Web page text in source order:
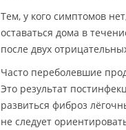
Тем, у кого симптомов
оставаться дома в
после двух
Часто переболевшие
Это результат
развиться фиброз
не следует